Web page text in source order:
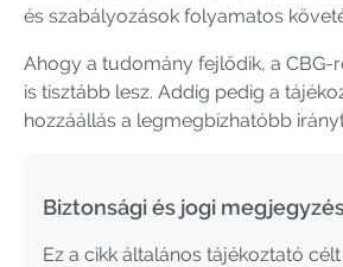
és szabályozások folyamatos
Ahogy a tudomány fejlődik, a CBG-
is tisztább lesz. Addig pedig a
hozzáállás a legmegbízhatóbb
Biztonsági és jogi
Ez a cikk általános tájékoztató